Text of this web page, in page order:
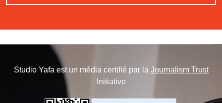
Studio Yafa est un média certifié par la Journalism Trust
Initiative